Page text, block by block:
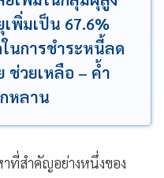
พิ่มเป็น 67.6%
นการชำระหนี้ลด
ช่วยเหลือ – ค้ำ
หลาน
ที่สำคัญอย่างหนึ่งของ